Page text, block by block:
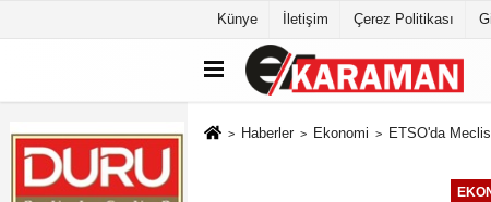
Künye İletişim Çerez Politikası
Haberler Ekonomi ETSO'da